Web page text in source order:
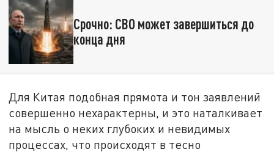
Срочно: СВО может завершиться до
конца дня
Для Китая подобная прямота и тон заявлений
совершенно нехарактерны, и это наталкивает
на мысль о неких глубоких и невидимых
процессах, что происходят в тесно